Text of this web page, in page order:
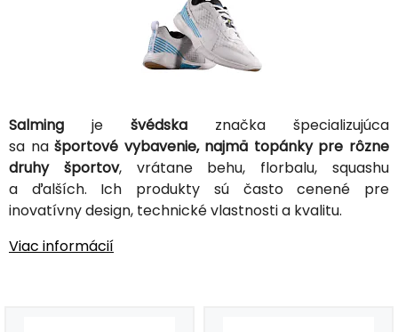
Salming je švédska značka špecializujúca
sa našportové vybavenie, najmä topánky pre rôzne
druhy športov, vrátane behu, florbalu, squashu
a ďalších. Ich produkty sú často cenené pre
inovatívny design, technické vlastnosti a kvalitu.
Viac informácií